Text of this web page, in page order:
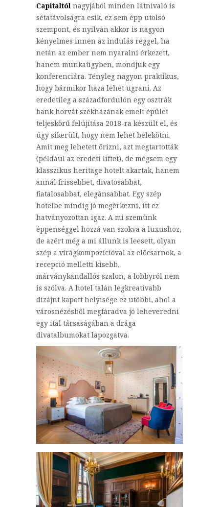
Capitaltól nagyjából minden látnivaló is
sétatávolságra esik, ez sem épp utolsó
szempont, és nyilván akkor is nagyon
kényelmes innen az indulás reggel, ha
netán az ember nem nyaralni érkezett,
hanem munkaügyben, mondjuk egy
konferenciára. Tényleg nagyon praktikus,
hogy bármikor haza lehet ugrani. Az
eredetileg a századfordulón egy osztrák
bank horvát székházának emelt épület
teljeskörű felújítása 2018-ra készült el, és
úgy sikerült, hogy nem lehet belekötni.
Amit meg lehetett őrizni, azt megtartották
(például az eredeti liftet), de mégsem egy
klasszikus heritage hotelt akartak, hanem
annál frissebbet, divatosabbat,
fiatalosabbat, elegánsabbat. Egy szép
hotelbe mindig jó megérkezni, itt ez
hatványozottan igaz. A mi szemünk
éppenséggel hozzá van szokva a luxushoz,
de azért még a mi állunk is leesett, olyan
szép a virágkompozícióval az előcsarnok, a
recepció melletti kisebb,
márványkandallós szalon, a lobbyról nem
is szólva. A hotel talán legkreatívabb
dizájnt kapott helyisége ez utóbbi, ahol a
városnézésből megfáradva jó leheveredni
egy ital társaságában a drága
divatalbumokat lapozgatva.